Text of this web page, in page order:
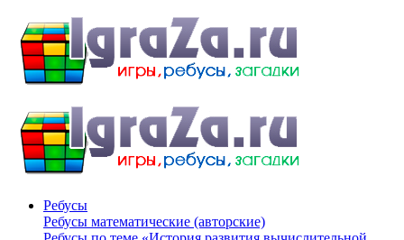
Ребусы
Ребусы математические (авторские)